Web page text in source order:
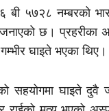
बी ५७२८ नम्बरको
छ। प्रहरीका
घाइते भएका थिए।
सहयोगमा घाइते